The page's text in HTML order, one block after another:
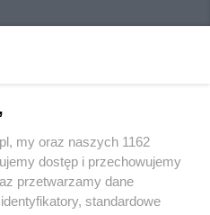
my oraz naszych 1162
dostęp i przechowujemy
przetwarzamy dane
standardowe